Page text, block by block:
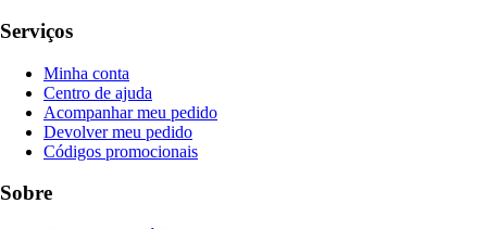
Serviços
Minha conta
Centro de ajuda
Acompanhar meu pedido
Devolver meu pedido
Códigos promocionais
Sobre